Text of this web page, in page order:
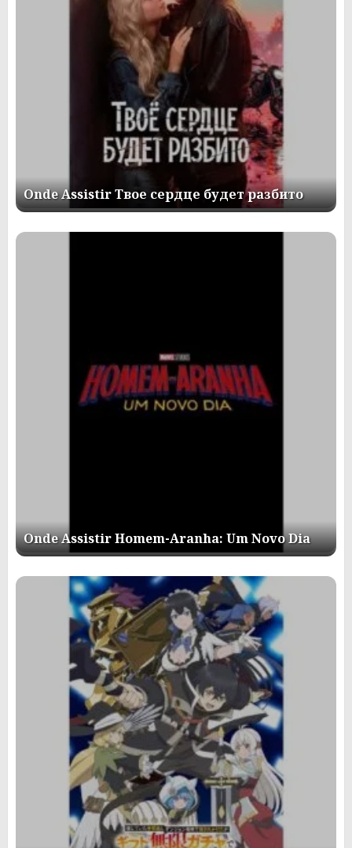
Onde Assistir Твое сердце будет разбито
Onde Assistir Homem-Aranha: Um Novo Dia